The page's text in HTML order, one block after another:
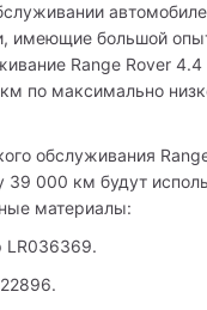
имеющие большой
Range Rover 4.4
по максимально
обслуживания
39 000 км будут
материалы:
LR036369.